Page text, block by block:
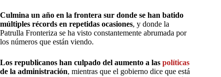
Culmina un año en la frontera sur donde se han batido
múltiples récords en repetidas ocasiones, y donde la
Patrulla Fronteriza se ha visto constantemente abrumada por
los números que están viendo.
Los republicanos han culpado del aumento a las políticas
de la administración, mientras que el gobierno dice que está